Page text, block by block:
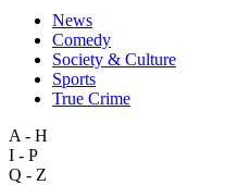
News
Comedy
Society & Culture
Sports
True Crime
A - H
I - P
Q - Z